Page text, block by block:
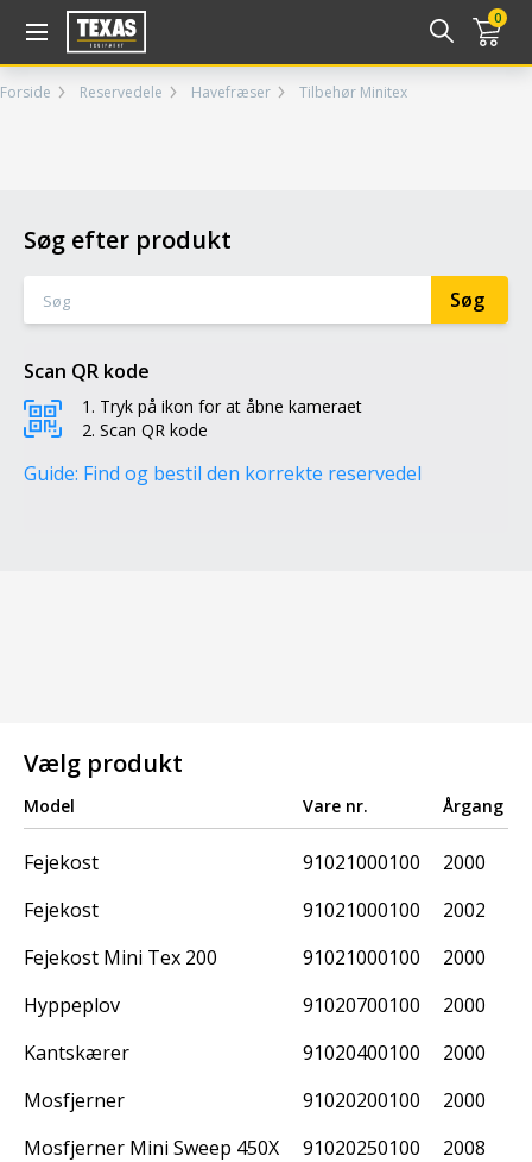
0
Forside Reservedele Havefræser Tilbehør Minitex
Søg efter produkt
Scan QR kode
Tryk på ikon for at åbne kameraet
Scan QR kode
Guide: Find og bestil den korrekte reservedel
Vælg produkt
Model
Fejekost
Fejekost
Fejekost Mini Tex 200
Hyppeplov
Kantskærer
Mosfjerner
Mosfjerner Mini Sweep 450X
Vare nr.
91021000100
91021000100
91021000100
91020700100
91020400100
91020200100
91020250100
Årgang
2000
2002
2000
2000
2000
2000
2008